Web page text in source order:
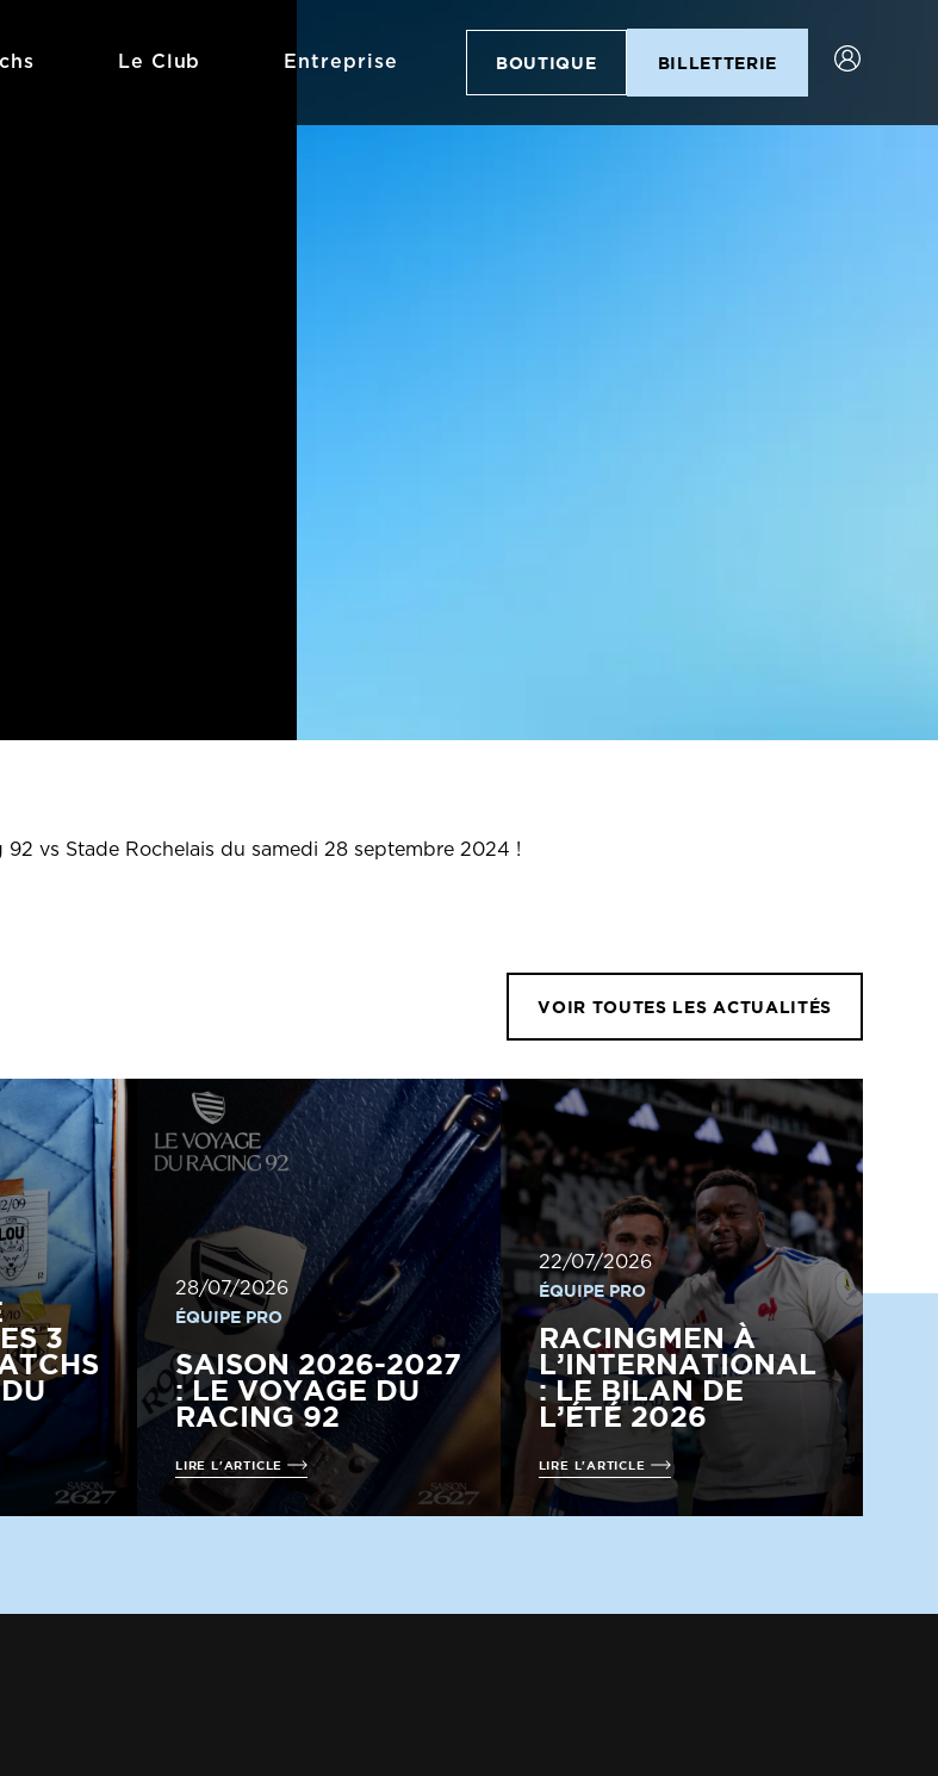
Le Club Entreprise BOUTIQUE BILLETTERIE
vs Stade Rochelais du samedi 28 septembre 2024 !
VOIR TOUTES LES ACTUALITÉS
3
28/07/2026
ÉQUIPE PRO
SAISON 2026-2027
: LE VOYAGE DU
RACING 92
LIRE L'ARTICLE
22/07/2026
ÉQUIPE PRO
RACINGMEN À
L’INTERNATIONAL
: LE BILAN DE
L’ÉTÉ 2026
LIRE L'ARTICLE